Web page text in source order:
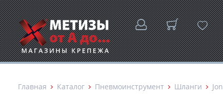
Главная Каталог Пневмоинструмент Шланги